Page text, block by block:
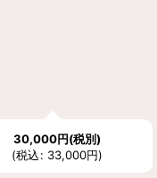
30,000円(税別)
(税込: 33,000円)